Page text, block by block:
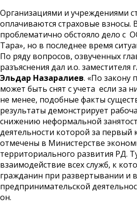
Организациями и учреждениями
оплачиваются страховые взносы.
проблематично обстояло дело с
Тара», но в последнее время
По ряду вопросов, озвученных
разъяснения дал и.о.
Эльдар Назаралиев. «По закону
может быть снят с учета если за
не менее, подобные факты
результаты демонстрирует
снижению неформальной
деятельности которой за первый
отмечены в Министерстве
территориального развития РД.
взаимодействие всех служб, к
гражданин при развертывании и
предпринимательской
он.